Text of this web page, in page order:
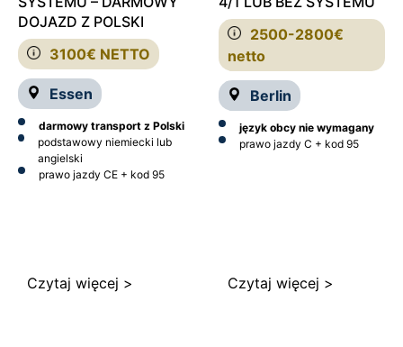
3100€ NETTO
Essen
DOJAZD Z POLSKI
darmowy transport z Polski
podstawowy niemiecki lub
angielski
prawo jazdy CE + kod 95
Czytaj więcej >
2500-2800€
netto
Berlin
język obcy nie wymagany
prawo jazdy C + kod 95
Czytaj więcej >